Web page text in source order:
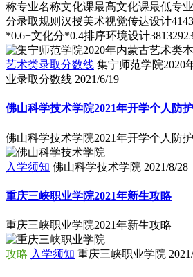
称专业名称文化课最高文化课最低专
分录取规则汉授美术视觉传达设计
*0.6+文化分*0.4排序环境设计
艺术类录取分数线 集宁师范学院2020
业录取分数线 2021/6/19
佛山科学技术学院2021年开学个人防护
佛山科学技术学院2021年开学个人防护
入学须知 佛山科学技术学院 2021/8/28
重庆三峡职业学院2021年新生攻略
重庆三峡职业学院2021年新生攻略
攻略 入学须知 重庆三峡职业学院